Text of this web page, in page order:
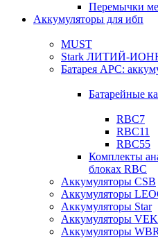
Перемычки
Аккумуляторы для ибп
MUST
Stark ЛИТИЙ-
Батарея APC:
Батарейные
RBC7
RBC11
RBC55
Комплекты
блоках RBC
Аккумуляторы CSB
Аккумуляторы
Аккумуляторы Star
Аккумуляторы
Аккумуляторы WBR